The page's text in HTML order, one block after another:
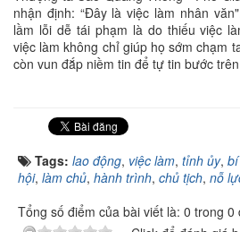
nhận định: “Đây là việc làm nhân
lầm lỗi dễ tái phạm là do thiếu việc
việc làm không chỉ giúp họ sớm chạm
còn vun đắp niềm tin để tự tin bước
Tags: lao động, việc làm, tỉnh ủy,
hội, làm chủ, hành trình, chủ tịch, nỗ
Tổng số điểm của bài viết là: 0 trong 0